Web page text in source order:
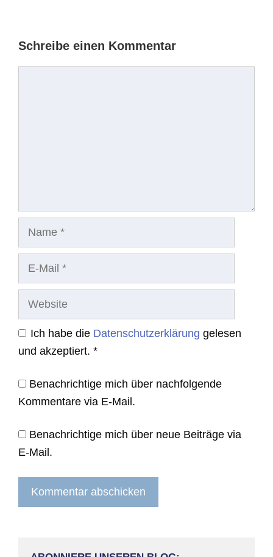
Schreibe einen Kommentar
Ich habe die Datenschutzerklärung gelesen
und akzeptiert. *
Benachrichtige mich über nachfolgende
Kommentare via E-Mail.
Benachrichtige mich über neue Beiträge via
E-Mail.